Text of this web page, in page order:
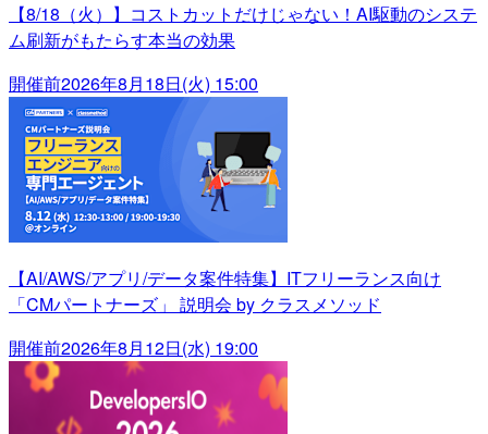
【8/18（火）】コストカットだけじゃない！AI駆動のシステ
ム刷新がもたらす本当の効果
開催前2026年8月18日(火) 15:00
【AI/AWS/アプリ/データ案件特集】ITフリーランス向け
「CMパートナーズ」 説明会 by クラスメソッド
開催前2026年8月12日(水) 19:00